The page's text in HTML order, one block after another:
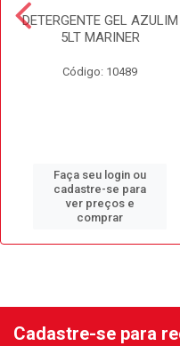
DETERGENTE GEL AZULIM
5LT MARINER
Código: 10489
Faça seu login ou
cadastre-se para
ver preços e
comprar
Cadastre-se para